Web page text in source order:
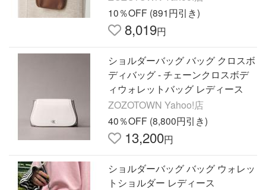
10％OFF (891円引き)
8,019円
ショルダーバッグ バッグ クロスボ
ディバッグ - チェーンクロスボデ
ィウォレットバッグ レディース
ZOZOTOWN Yahoo!店
40％OFF (8,800円引き)
13,200円
ショルダーバッグ バッグ ウォレッ
トショルダー レディース